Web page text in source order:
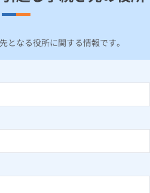
となる役所に関する情報です。